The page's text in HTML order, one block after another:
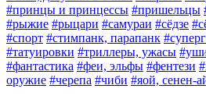
#принцы и принцессы #пришельцы
#рыжие #рыцари #самураи #сёдзе
#спорт #стимпанк, парапанк
#татуировки #триллеры, ужасы
#фантастика #феи, эльфы #фентези
оружие #черепа #чиби #яой, сенен-